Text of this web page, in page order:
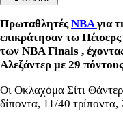
ΠρωταθλητέςNBAγια
επικράτησαν τω
των NBA Finals ,
Αλεξάντερ με 29
Οι Οκλαχόμα Σίτι
δίποντα, 11/40